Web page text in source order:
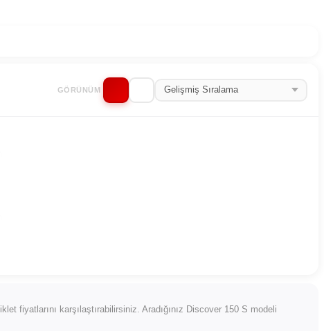
GÖRÜNÜM
fiyatlarını karşılaştırabilirsiniz. Aradığınız Discover 150 S modeli